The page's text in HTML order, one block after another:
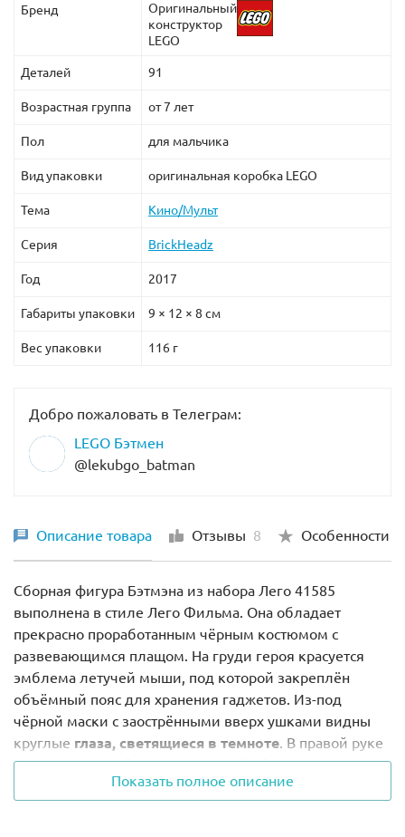
Бренд
Оригинальный
конструктор
LEGO
Деталей 91
Возрастная группа от 7 лет
Пол для мальчика
Вид упаковки оригинальная коробка LEGO
Тема Кино/Мульт
Серия BrickHeadz
Год 2017
Габариты упаковки 9 × 12 × 8 см
Вес упаковки 116 г
Добро пожаловать в Телеграм:
LEGO Бэтмен
@lekubgo_batman
Описание товара Отзывы 8 Особенности
Сборная фигура Бэтмэна из набора Лего 41585
выполнена в стиле Лего Фильма. Она обладает
прекрасно проработанным чёрным костюмом с
развевающимся плащом. На груди героя красуется
эмблема летучей мыши, под которой закреплён
объёмный пояс для хранения гаджетов. Из-под
чёрной маски с заострёнными вверх ушками видны
круглые глаза, светящиеся в темноте. В правой руке
Бэтмен держит бэтаранг, который обязательно
пригодится для сражений с преступниками.
Показать полное описание